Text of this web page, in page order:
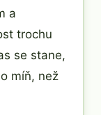
a
trochu
se stane,
míň, než